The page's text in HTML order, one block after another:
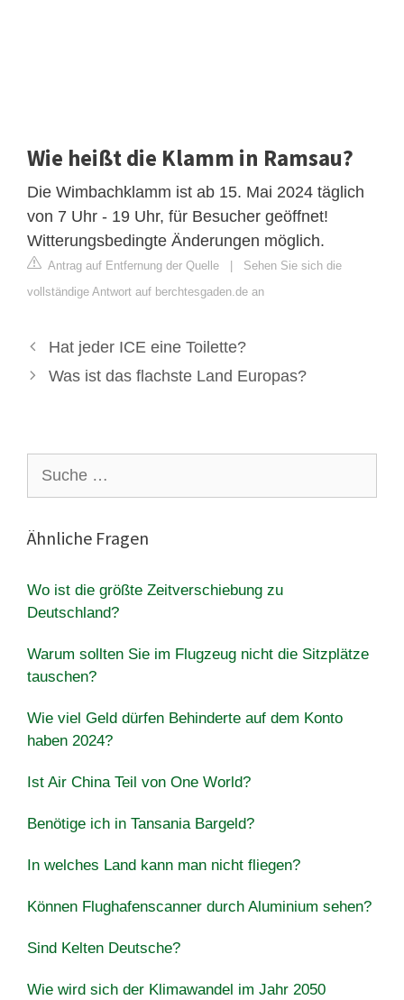
Wie heißt die Klamm in Ramsau?
Die Wimbachklamm ist ab 15. Mai 2024 täglich
von 7 Uhr - 19 Uhr, für Besucher geöffnet!
Witterungsbedingte Änderungen möglich.
Antrag auf Entfernung der Quelle | Sehen Sie sich die
vollständige Antwort auf berchtesgaden.de an
Hat jeder ICE eine Toilette?
Was ist das flachste Land Europas?
nach:
Ähnliche Fragen
Wo ist die größte Zeitverschiebung zu
Deutschland?
Warum sollten Sie im Flugzeug nicht die Sitzplätze
tauschen?
Wie viel Geld dürfen Behinderte auf dem Konto
haben 2024?
Ist Air China Teil von One World?
Benötige ich in Tansania Bargeld?
In welches Land kann man nicht fliegen?
Können Flughafenscanner durch Aluminium sehen?
Sind Kelten Deutsche?
Wie wird sich der Klimawandel im Jahr 2050